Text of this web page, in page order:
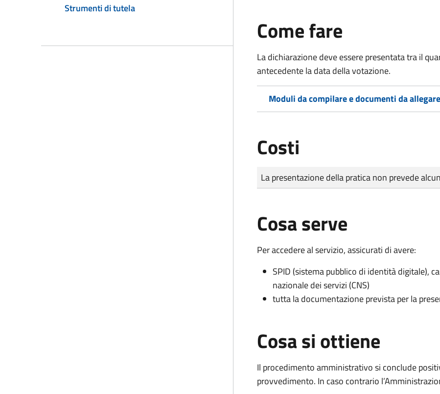
Strumenti di tutela
Come fare
La dichiarazione deve essere presentata tra il
antecedente la data della votazione.
Moduli da compilare e documenti da allegare
Costi
Tipo di pagamento
Importo
La presentazione della pratica non prevede
Cosa serve
Per accedere al servizio, assicurati di avere:
SPID (sistema pubblico di identità digitale),
nazionale dei servizi (CNS)
tutta la documentazione prevista per la
Cosa si ottiene
Il procedimento amministrativo si conclude
provvedimento. In caso contrario